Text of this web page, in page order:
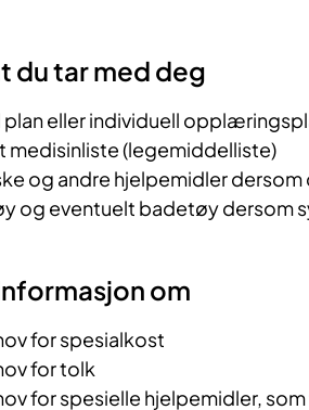
du tar med deg
plan eller individuell
medisinliste (legemiddelliste)
og andre hjelpemidler dersom
og eventuelt badetøy dersom
om
for spesialkost
for tolk
for spesielle hjelpemidler,